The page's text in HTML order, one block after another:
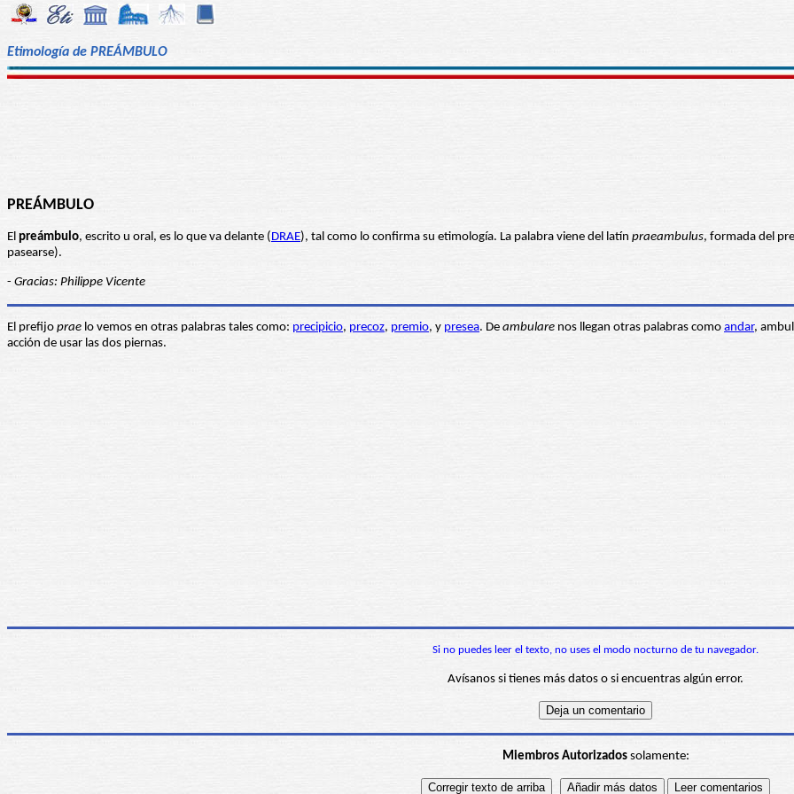
Etimología de PREÁMBULO
PREÁMBULO
El preámbulo, escrito u oral, es lo que va delante (DRAE), tal como lo confirma su etimología. La palabra viene del latín praeambulus, formada del
pasearse).
- Gracias: Philippe Vicente
El prefijo prae lo vemos en otras palabras tales como: precipicio, precoz, premio, y presea. De ambulare nos llegan otras palabras como andar,
acción de usar las dos piernas.
Si no puedes leer el texto, no uses el modo nocturno de tu navegador.
Avísanos si tienes más datos o si encuentras algún error.
Miembros Autorizadossolamente: